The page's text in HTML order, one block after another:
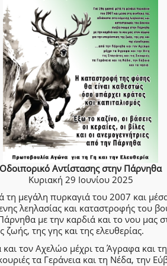
Οδοιπορικό Αντίστασης στην Πάρνηθα
Κυριακή 29 Ιουνίου 2025
τη μεγάλη πυρκαγιά του 2007 και
λεηλασίας και καταστροφής του
με την καρδιά και το νου μας
της γης και της ελευθερίας.
τον Αχελώο μέχρι τα Άγραφα και
τα Γεράνεια και τη Νέδα, την